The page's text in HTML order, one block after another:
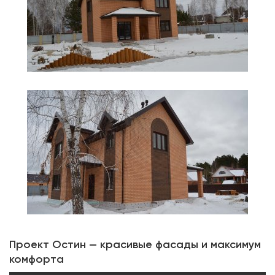
Проект Остин — красивые фасады и максимум
комфорта